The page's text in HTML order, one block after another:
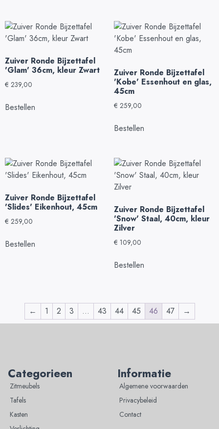
Zuiver Ronde Bijzettafel
'Glam' 36cm, kleur Zwart
€ 239,00
Bestellen
Zuiver Ronde Bijzettafel
'Kobe' Essenhout en glas,
45cm
€ 259,00
Bestellen
Zuiver Ronde Bijzettafel
'Slides' Eikenhout, 45cm
€ 259,00
Bestellen
Zuiver Ronde Bijzettafel
'Snow' Staal, 40cm, kleur
Zilver
€ 109,00
Bestellen
← 1 2 3 … 43 44 45 46 47 →
Categorieen
Zitmeubels
Tafels
Kasten
Informatie
Algemene voorwaarden
Privacybeleid
Contact